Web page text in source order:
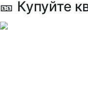
🎫 Купуйте